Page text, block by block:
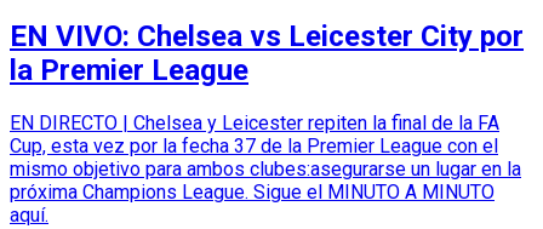
EN VIVO: Chelsea vs Leicester City por
la Premier League
EN DIRECTO | Chelsea y Leicester repiten la final de la FA
Cup, esta vez por la fecha 37 de la Premier League con el
mismo objetivo para ambos clubes:asegurarse un lugar en la
próxima Champions League. Sigue el MINUTO A MINUTO
aquí.